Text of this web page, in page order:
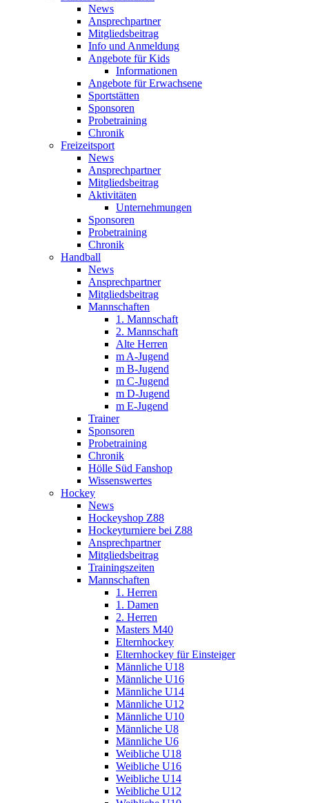
News
Ansprechpartner
Mitgliedsbeitrag
Info und Anmeldung
Angebote für Kids
Informationen
Angebote für Erwachsene
Sportstätten
Sponsoren
Probetraining
Chronik
Freizeitsport
News
Ansprechpartner
Mitgliedsbeitrag
Aktivitäten
Unternehmungen
Sponsoren
Probetraining
Chronik
Handball
News
Ansprechpartner
Mitgliedsbeitrag
Mannschaften
1. Mannschaft
2. Mannschaft
Alte Herren
m A-Jugend
m B-Jugend
m C-Jugend
m D-Jugend
m E-Jugend
Trainer
Sponsoren
Probetraining
Chronik
Hölle Süd Fanshop
Wissenswertes
Hockey
News
Hockeyshop Z88
Hockeyturniere bei Z88
Ansprechpartner
Mitgliedsbeitrag
Trainingszeiten
Mannschaften
1. Herren
1. Damen
2. Herren
Masters M40
Elternhockey
Elternhockey für Einsteiger
Männliche U18
Männliche U16
Männliche U14
Männliche U12
Männliche U10
Männliche U8
Männliche U6
Weibliche U18
Weibliche U16
Weibliche U14
Weibliche U12